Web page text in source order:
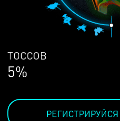
ЛЮДЕЙ
69%
РЕГИСТРИРУЙСЯ